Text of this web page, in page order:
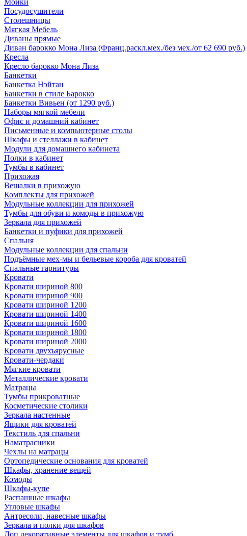
Мойки
Посудосушители
Столешницы
Мягкая Мебель
Диваны прямые
Диван барокко Мона Лиза (Франц.раскл.мех./без мех./от 62 690 руб.)
Кресла
Кресло барокко Мона Лиза
Банкетки
Банкетка Нэйтан
Банкетки в стиле Барокко
Банкетки Вивьен (от 1290 руб.)
Наборы мягкой мебели
Офис и домашний кабинет
Письменные и компьютерные столы
Шкафы и стеллажи в кабинет
Модули для домашнего кабинета
Полки в кабинет
Тумбы в кабинет
Прихожая
Вешалки в прихожую
Комплекты для прихожей
Модульные коллекции для прихожей
Тумбы для обуви и комоды в прихожую
Зеркала для прихожей
Банкетки и пуфики для прихожей
Спальня
Модульные коллекции для спальни
Подъёмные мех-мы и бельевые короба для кроватей
Спальные гарнитуры
Кровати
Кровати шириной 800
Кровати шириной 900
Кровати шириной 1200
Кровати шириной 1400
Кровати шириной 1600
Кровати шириной 1800
Кровати шириной 2000
Кровати двухъярусные
Кровати-чердаки
Мягкие кровати
Металлические кровати
Матрацы
Тумбы прикроватные
Косметические столики
Зеркала настенные
Ящики для кроватей
Текстиль для спальни
Наматрасники
Чехлы на матрацы
Ортопедические основания для кроватей
Шкафы, хранение вещей
Комоды
Шкафы-купе
Распашные шкафы
Угловые шкафы
Антресоли, навесные шкафы
Зеркала и полки для шкафов
Доп.декоративные элементы для шкафов и тумб